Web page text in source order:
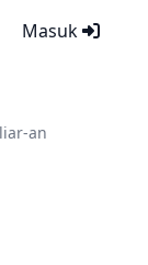
Masuk
an